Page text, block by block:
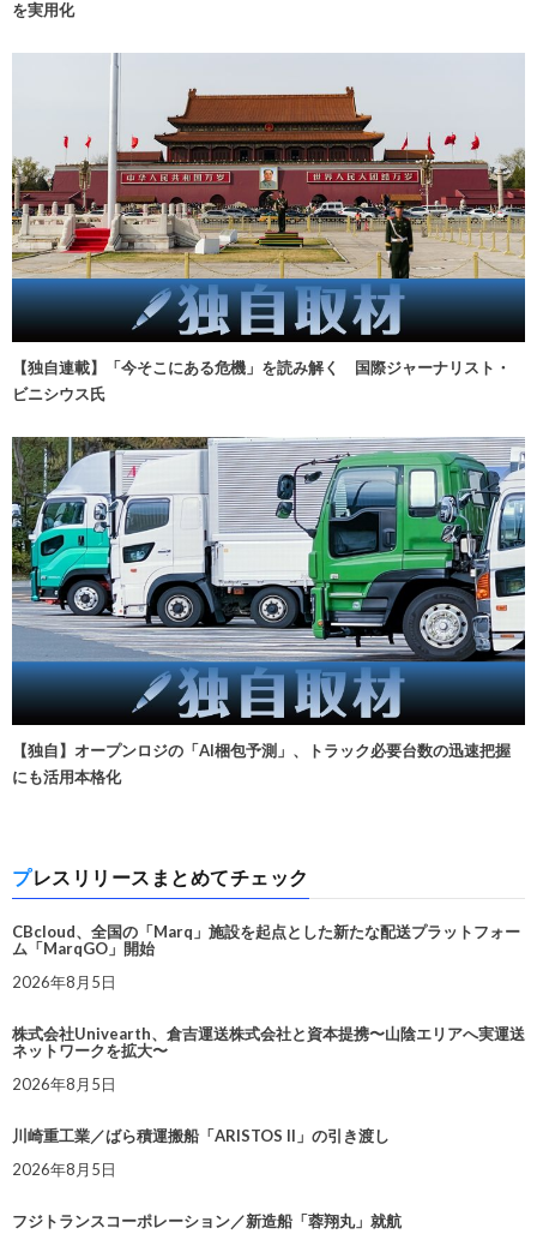
を実用化
【独自連載】「今そこにある危機」を読み解く 国際ジャーナリスト・
ビニシウス氏
【独自】オープンロジの「AI梱包予測」、トラック必要台数の迅速把握
にも活用本格化
プレスリリースまとめてチェック
CBcloud、全国の「Marq」施設を起点とした新たな配送プラットフォー
ム「MarqGO」開始
2026年8月5日
株式会社Univearth、倉吉運送株式会社と資本提携〜山陰エリアへ実運送
ネットワークを拡大〜
2026年8月5日
川崎重工業／ばら積運搬船「ARISTOS II」の引き渡し
2026年8月5日
フジトランスコーポレーション／新造船「蓉翔丸」就航